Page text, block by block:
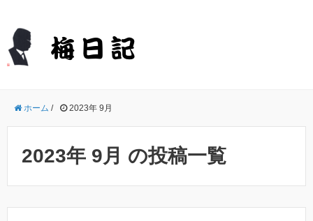
ホーム / 2023年 9月
2023年 9月 の投稿一覧